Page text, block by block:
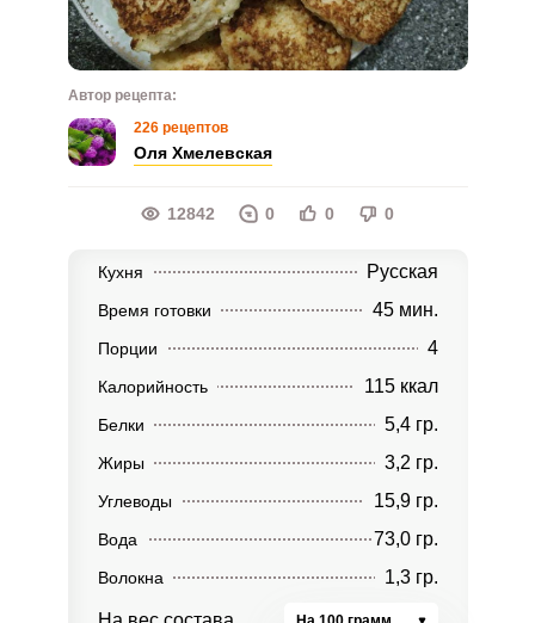
Автор рецепта:
226 рецептов
Оля Хмелевская
12842 0 0 0
Кухня Русская
Время готовки 45 мин.
Порции 4
Калорийность 115 ккал
Белки 5,4 гр.
Жиры 3,2 гр.
Углеводы 15,9 гр.
Вода 73,0 гр.
Волокна 1,3 гр.